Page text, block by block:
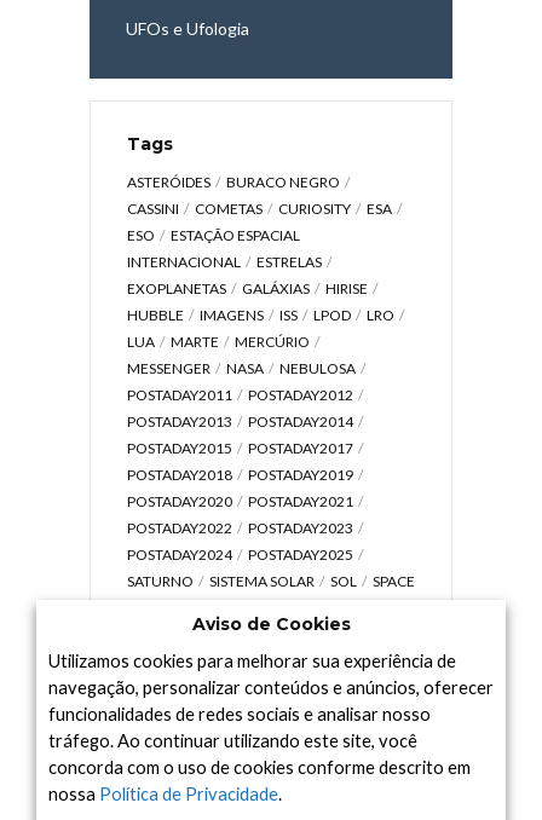
UFOs e Ufologia
Tags
ASTERÓIDES
BURACO NEGRO
CASSINI
COMETAS CURIOSITY
ESA
ESO
ESTAÇÃO ESPACIAL
INTERNACIONAL
ESTRELAS
EXOPLANETAS
GALÁXIAS
HIRISE
HUBBLE
IMAGENS ISS LPOD
LRO
LUA
MARTE
MERCÚRIO
MESSENGER
NASA
NEBULOSA
POSTADAY2011
POSTADAY2012
POSTADAY2013
POSTADAY2014
POSTADAY2015
POSTADAY2017
POSTADAY2018
POSTADAY2019
POSTADAY2020
POSTADAY2021
POSTADAY2022
POSTADAY2023
POSTADAY2024
POSTADAY2025
SATURNO
SISTEMA SOLAR SOL
SPACE
UNIVERSO
VÍDEO
Arquivo
Arquivo
Aviso de Cookies
Utilizamos cookies para melhorar sua experiência de
navegação, personalizar conteúdos e anúncios, oferecer
funcionalidades de redes sociais e analisar nosso
tráfego. Ao continuar utilizando este site, você
concorda com o uso de cookies conforme descrito em
nossa Política de Privacidade.